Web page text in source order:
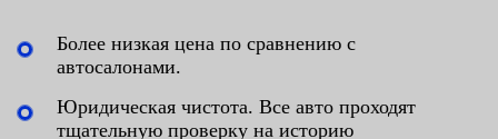
Более низкая цена по сравнению с
автосалонами.
Юридическая чистота. Все авто проходят
тщательную проверку на историю